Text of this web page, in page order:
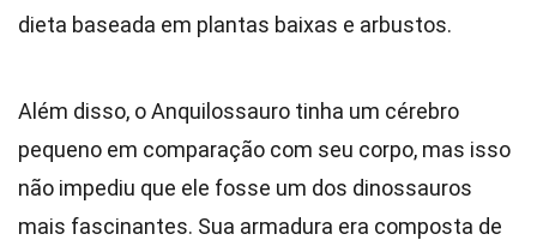
dieta baseada em plantas baixas e arbustos.
Além disso, o Anquilossauro tinha um cérebro
pequeno em comparação com seu corpo, mas isso
não impediu que ele fosse um dos dinossauros
mais fascinantes. Sua armadura era composta de